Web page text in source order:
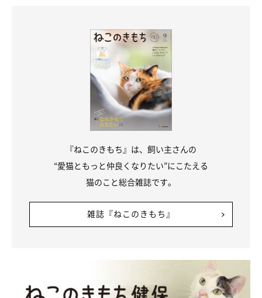
『ねこのきもち』は、飼い主さんの
“愛猫ともっと仲良くなりたい”にこたえる
猫のこと総合雑誌です。
雑誌『ねこのきもち』